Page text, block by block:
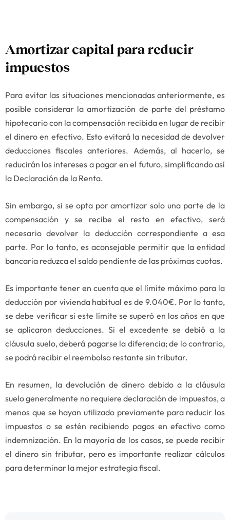
Amortizar capital para reducir
impuestos
Para evitar las situaciones mencionadas anteriormente, es
posible considerar la amortización de parte del préstamo
hipotecario con la compensación recibida en lugar de recibir
el dinero en efectivo. Esto evitará la necesidad de devolver
deducciones fiscales anteriores. Además, al hacerlo, se
reducirán los intereses a pagar en el futuro, simplificando así
la Declaración de la Renta.
Sin embargo, si se opta por amortizar solo una parte de la
compensación y se recibe el resto en efectivo, será
necesario devolver la deducción correspondiente a esa
parte. Por lo tanto, es aconsejable permitir que la entidad
bancaria reduzca el saldo pendiente de las próximas cuotas.
Es importante tener en cuenta que el límite máximo para la
deducción por vivienda habitual es de 9.040€. Por lo tanto,
se debe verificar si este límite se superó en los años en que
se aplicaron deducciones. Si el excedente se debió a la
cláusula suelo, deberá pagarse la diferencia; de lo contrario,
se podrá recibir el reembolso restante sin tributar.
En resumen, la devolución de dinero debido a la cláusula
suelo generalmente no requiere declaración de impuestos, a
menos que se hayan utilizado previamente para reducir los
impuestos o se estén recibiendo pagos en efectivo como
indemnización. En la mayoría de los casos, se puede recibir
el dinero sin tributar, pero es importante realizar cálculos
para determinar la mejor estrategia fiscal.